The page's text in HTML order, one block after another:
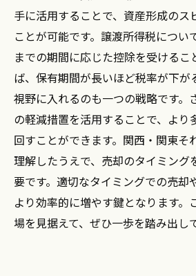
手に活用することで、資産形成のス
ことが可能です。譲渡所得税につい
までの期間に応じた控除を受けるこ
ば、保有期間が長いほど税率が下が
視野に入れるのも一つの戦略です。
の軽減措置を活用することで、より
回すことができます。関西・関東そ
理解したうえで、売却のタイミング
要です。適切なタイミングでの売却
より効率的に増やす鍵となります。
場を見据えて、ぜひ一歩を踏み出し